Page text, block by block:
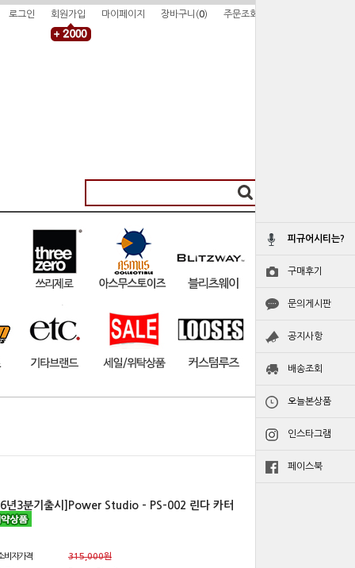
피규어시티는?
구매후기
문의게시판
공지사항
배송조회
오늘본상품
인스타그램
페이스북
로그인 회원가입 마이페이지 장바구니(0) 주문조회
년3분기출시]Power Studio - PS-002 린다 카터
비자가격
315,000원